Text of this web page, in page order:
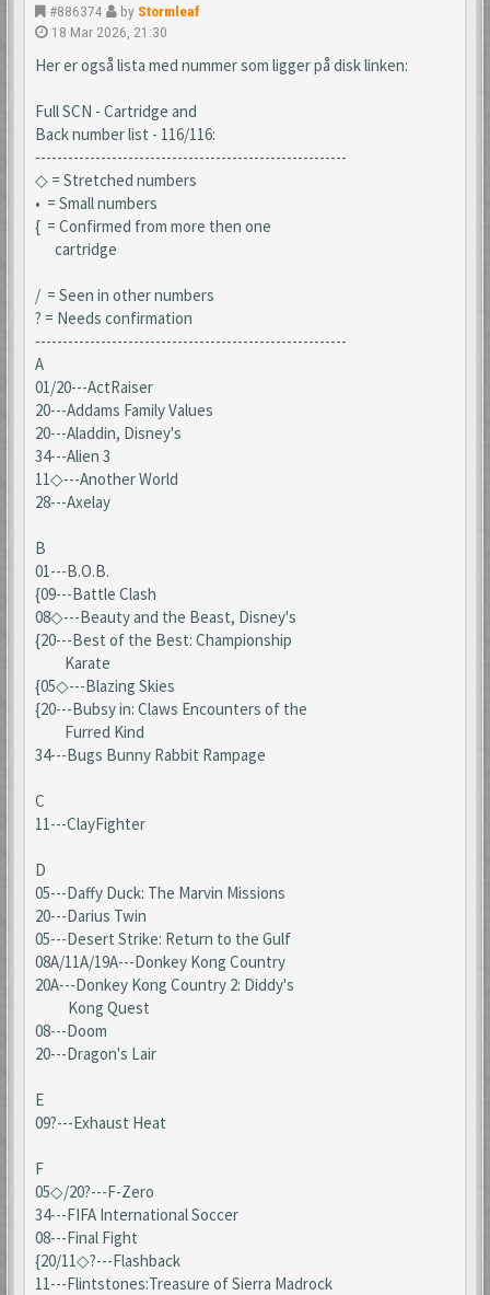
#886374 by Stormleaf
18 Mar 2026, 21:30
Her er også lista med nummer som ligger på disk linken:
Full SCN - Cartridge and
Back number list - 116/116:
‐--------------------------------------------------------
◇ = Stretched numbers
• = Small numbers
{ = Confirmed from more then one
cartridge
/ = Seen in other numbers
? = Needs confirmation
‐--------------------------------------------------------
A
01/20---ActRaiser
20---Addams Family Values
20---Aladdin, Disney's
34---Alien 3
11◇---Another World
28---Axelay
B
01---B.O.B.
{09---Battle Clash
08◇---Beauty and the Beast, Disney's
{20---Best of the Best: Championship
Karate
{05◇---Blazing Skies
{20---Bubsy in: Claws Encounters of the
Furred Kind
34---Bugs Bunny Rabbit Rampage
C
11---ClayFighter
D
05---Daffy Duck: The Marvin Missions
20---Darius Twin
05---Desert Strike: Return to the Gulf
08A/11A/19A---Donkey Kong Country
20A---Donkey Kong Country 2: Diddy's
Kong Quest
08---Doom
20---Dragon's Lair
E
09?---Exhaust Heat
F
05◇/20?---F-Zero
34---FIFA International Soccer
08---Final Fight
{20/11◇?---Flashback
11---Flintstones:Treasure of Sierra Madrock